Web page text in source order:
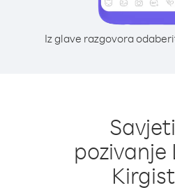
Iz glave razgovora
pozivanje